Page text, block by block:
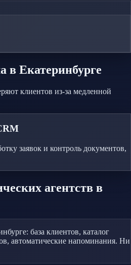
в Екатеринбурге
клиентов из-за медленной
заявок и контроль документов,
агентств в
база клиентов, каталог
автоматические напоминания. Ни